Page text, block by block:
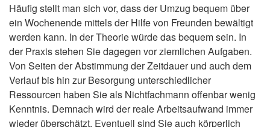
Häufig stellt man sich vor, dass der Umzug bequem über
ein Wochenende mittels der Hilfe von Freunden bewältigt
werden kann. In der Theorie würde das bequem sein. In
der Praxis stehen Sie dagegen vor ziemlichen Aufgaben.
Von Seiten der Abstimmung der Zeitdauer und auch dem
Verlauf bis hin zur Besorgung unterschiedlicher
Ressourcen haben Sie als Nichtfachmann offenbar wenig
Kenntnis. Demnach wird der reale Arbeitsaufwand immer
wieder überschätzt. Eventuell sind Sie auch körperlich